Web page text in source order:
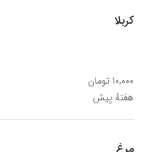
کربلا
۱۰,۰۰۰ تومان
هفتهٔ پیش